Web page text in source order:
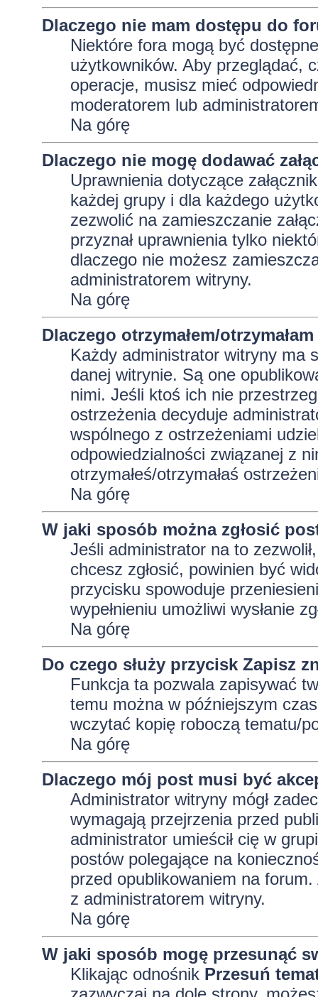
Dlaczego nie mam dostępu do
Niektóre fora mogą być
użytkowników. Aby przeglądać,
operacje, musisz mieć
moderatorem lub
Na górę
Dlaczego nie mogę dodawać
Uprawnienia dotyczące
każdej grupy i dla każdego
zezwolić na zamieszczanie
przyznał uprawnienia tylko
dlaczego nie możesz
administratorem witryny.
Na górę
Dlaczego otrzymałem/
Każdy administrator witryny ma
danej witrynie. Są one
nimi. Jeśli ktoś ich nie
ostrzeżenia decyduje
wspólnego z ostrzeżeniami
odpowiedzialności związanej z
otrzymałeś/otrzymałaś
Na górę
W jaki sposób można zgłosić
Jeśli administrator na to
chcesz zgłosić, powinien być
przycisku spowoduje
wypełnieniu umożliwi wysłanie
Na górę
Do czego służy przycisk Zapisz
Funkcja ta pozwala zapisywać
temu można w późniejszym
wczytać kopię roboczą tematu/
Na górę
Dlaczego mój post musi być
Administrator witryny mógł
wymagają przejrzenia przed
administrator umieścił cię w
postów polegające na
przed opublikowaniem na
z administratorem witryny.
Na górę
W jaki sposób mogę przesunąć
Klikając odnośnik Przesuń